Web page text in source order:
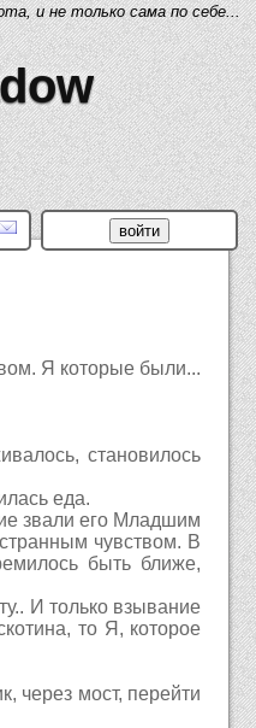
и не только сама по себе...
Я которые были...
становилось
еда.
звали его Младшим
чувством. В
быть ближе,
И только взывание
то Я, которое
через мост, перейти